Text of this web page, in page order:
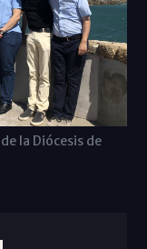
la Diócesis de